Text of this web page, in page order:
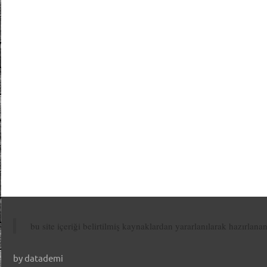
bu site içeriği belirtilmiş kaynaklardan yararlanılarak hazırlanan
by datademi